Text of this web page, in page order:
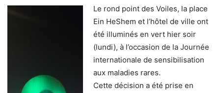
Le rond point des Voiles, la place
Ein HeShem et l’hôtel de ville ont
été illuminés en vert hier soir
(lundi), à l’occasion de la Journée
internationale de sensibilisation
aux maladies rares.
Cette décision a été prise en